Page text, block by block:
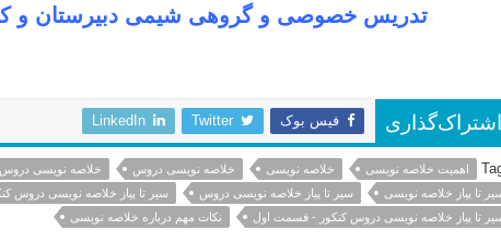
تدریس خصوصی و گروهی شیمی دبیرستان و
اشتراک‌گذاری فیس بوک Twitter
LinkedIn
اهمیت خلاصه نویسی خلاصه نویسی خلاصه نویسی دروس خلاصه نویسی دروس
تا پیاز خلاصه نویسی
سیر تا پیاز خلاصه نویسی دروس
سیر تا پیاز خلاصه نویسی دروس
تا پیاز خلاصه نویسی دروس کنکور - قسمت اول
نکات مهم درباره خلاصه نویسی